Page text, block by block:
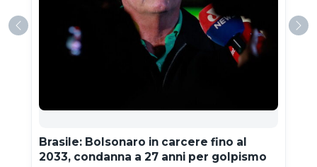
Brasile: Bolsonaro in carcere fino al
2033, condanna a 27 anni per golpismo